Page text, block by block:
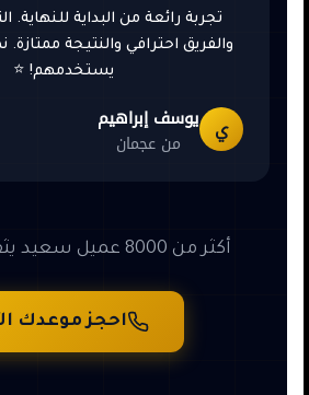
تجربة رائعة من البداية
والفريق احترافي والنتيجة
يستخدمهم! ⭐
ي يوسف إبراهيم
من عجمان
أكثر من 8000 عميل سعيد يثقون بخدماتنا
احجز موعدك